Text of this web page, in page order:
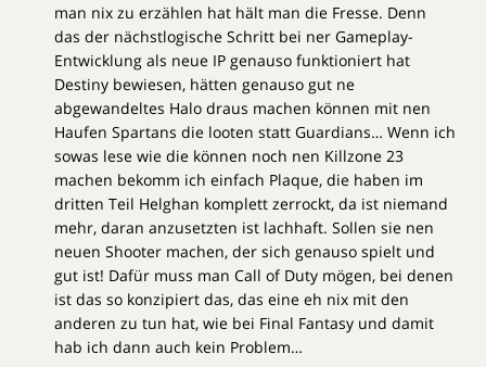
man nix zu erzählen hat hält man die Fresse. Denn
das der nächstlogische Schritt bei ner Gameplay-
Entwicklung als neue IP genauso funktioniert hat
Destiny bewiesen, hätten genauso gut ne
abgewandeltes Halo draus machen können mit nen
Haufen Spartans die looten statt Guardians… Wenn ich
sowas lese wie die können noch nen Killzone 23
machen bekomm ich einfach Plaque, die haben im
dritten Teil Helghan komplett zerrockt, da ist niemand
mehr, daran anzusetzten ist lachhaft. Sollen sie nen
neuen Shooter machen, der sich genauso spielt und
gut ist! Dafür muss man Call of Duty mögen, bei denen
ist das so konzipiert das, das eine eh nix mit den
anderen zu tun hat, wie bei Final Fantasy und damit
hab ich dann auch kein Problem…